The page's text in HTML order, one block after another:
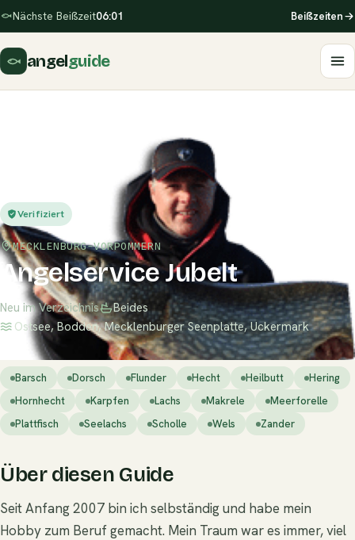
Nächste Beißzeit06:01 Beißzeiten
angelguide
Verifiziert
MECKLENBURG-VORPOMMERN
Angelservice Jubelt
Neu im Verzeichnis
Beides
Ostsee, Bodden, Mecklenburger Seenplatte, Uckermark
Barsch Dorsch Flunder Hecht Heilbutt
Hering
Hornhecht
Karpfen Lachs Makrele
Meerforelle
Plattfisch
Seelachs Scholle Wels Zander
Über diesen Guide
Seit Anfang 2007 bin ich selbständig und habe mein
Hobby zum Beruf gemacht. Mein Traum war es immer, viel